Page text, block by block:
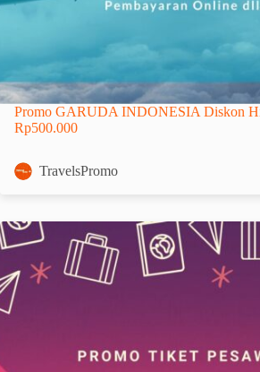
Promo GARUDA INDONESIA Diskon
Rp500.000
TravelsPromo